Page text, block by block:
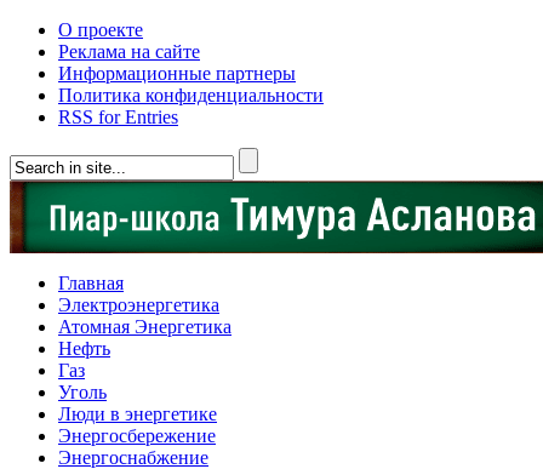
О проекте
Реклама на сайте
Информационные партнеры
Политика конфиденциальности
RSS for Entries
Главная
Электроэнергетика
Атомная Энергетика
Нефть
Газ
Уголь
Люди в энергетике
Энергосбережение
Энергоснабжение